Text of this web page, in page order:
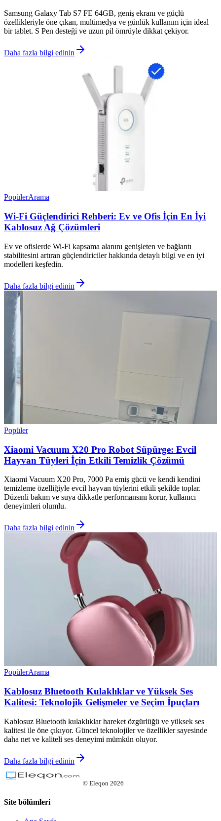
Samsung Galaxy Tab S7 FE 64GB, geniş ekranı ve güçlü
özellikleriyle öne çıkan, multimedya ve günlük kullanım için ideal
bir tablet. S Pen desteği ve uzun pil ömrüyle dikkat çekiyor.
Daha fazla bilgi edinin
PopülerArama
Wi-Fi Güçlendirici Rehberi: Ev ve Ofis İçin En İyi
Kablosuz Ağ Çözümleri
Ev ve ofislerde Wi-Fi kapsama alanını genişleten ve bağlantı
stabilitesini artıran güçlendiriciler hakkında detaylı bilgi ve en iyi
modelleri keşfedin.
Daha fazla bilgi edinin
Popüler
Xiaomi Vacuum X20 Pro Robot Süpürge: Evcil
Hayvan Tüyleri İçin Etkili Temizlik Çözümü
Xiaomi Vacuum X20 Pro, 7000 Pa emiş gücü ve kendi kendini
temizleme özelliğiyle evcil hayvan tüylerini etkili şekilde toplar.
Düzenli bakım ve suya dikkatle performansını korur, kullanıcı
deneyimleri olumlu.
Daha fazla bilgi edinin
PopülerArama
Kablosuz Bluetooth Kulaklıklar ve Yüksek Ses
Kalitesi: Teknolojik Gelişmeler ve Seçim İpuçları
Kablosuz Bluetooth kulaklıklar hareket özgürlüğü ve yüksek ses
kalitesi ile öne çıkıyor. Güncel teknolojiler ve özellikler sayesinde
daha net ve kaliteli ses deneyimi mümkün oluyor.
Daha fazla bilgi edinin
© Eleqon 2026
Site bölümleri